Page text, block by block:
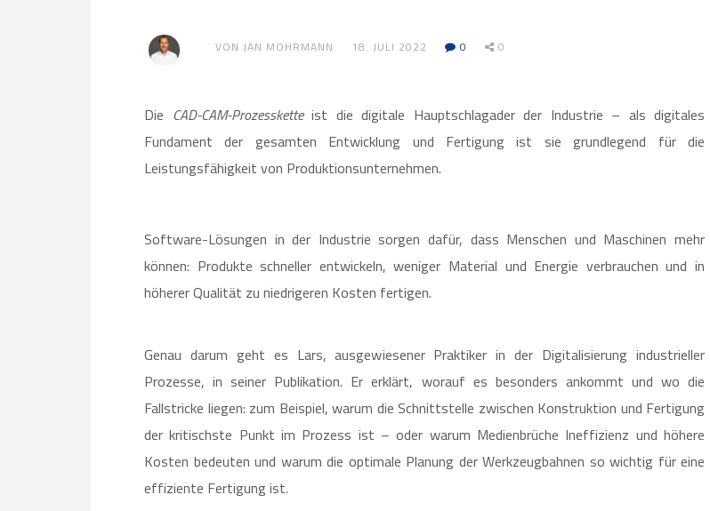
VON JAN MOHRMANN 18. JULI 2022 0 0
Die CAD-CAM-Prozessketteist die digitale Hauptschlagader der Industrie – als digitales
Fundament der gesamten Entwicklung und Fertigung ist sie grundlegend für die
Leistungsfähigkeit von Produktionsunternehmen.
Software-Lösungen in der Industrie sorgen dafür, dass Menschen und Maschinen mehr
können: Produkte schneller entwickeln, weniger Material und Energie verbrauchen und in
höherer Qualität zu niedrigeren Kosten fertigen.
Genau darum geht es Lars, ausgewiesener Praktiker in der Digitalisierung industrieller
Prozesse, in seiner Publikation. Er erklärt, worauf es besonders ankommt und wo die
Fallstricke liegen: zum Beispiel, warum die Schnittstelle zwischen Konstruktion und Fertigung
der kritischste Punkt im Prozess ist – oder warum Medienbrüche Ineffizienz und höhere
Kosten bedeuten und warum die optimale Planung der Werkzeugbahnen so wichtig für eine
effiziente Fertigung ist.